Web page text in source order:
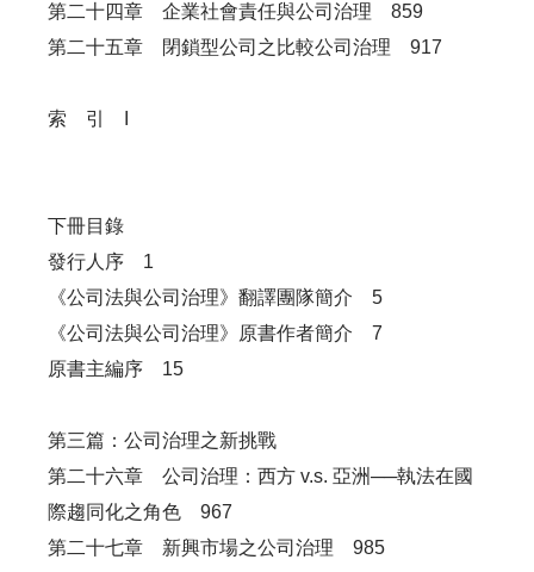
第二十四章 企業社會責任與公司治理 859
第二十五章 閉鎖型公司之比較公司治理 917
索 引 I
下冊目錄
發行人序 1
《公司法與公司治理》翻譯團隊簡介 5
《公司法與公司治理》原書作者簡介 7
原書主編序 15
第三篇：公司治理之新挑戰
第二十六章 公司治理：西方 v.s. 亞洲──執法在國
際趨同化之角色 967
第二十七章 新興市場之公司治理 985